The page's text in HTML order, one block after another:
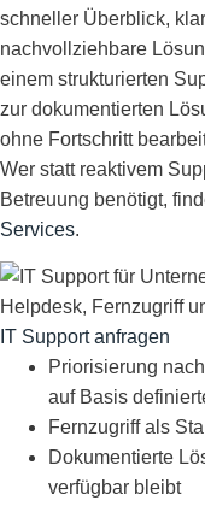
schneller Überblick,
nachvollziehbare
einem strukturierten
zur dokumentierten
ohne Fortschritt
Wer statt reaktivem
Betreuung benötigt,
Services.
IT Support anfragen
Priorisierung
auf Basis
Fernzugriff als
Dokumentierte
verfügbar bleibt